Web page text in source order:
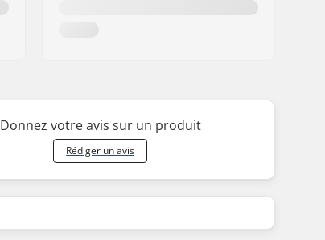
Donnez votre avis sur un produit
Rédiger un avis